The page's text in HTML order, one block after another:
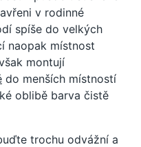
v rodinné
spíše do velkých
naopak místnost
montují
do menších místností
oblibě barva čistě
trochu odvážní a